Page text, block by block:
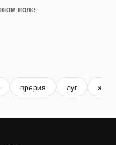
поле
прерия луг